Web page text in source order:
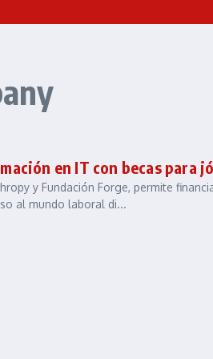
en IT con becas para
y Fundación Forge, permite
al mundo laboral di...